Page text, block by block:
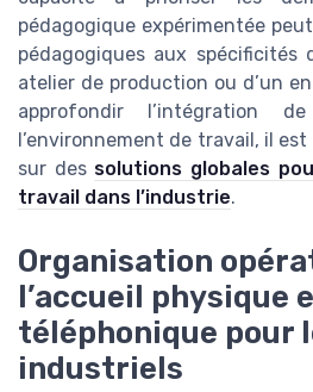
pédagogique expérimentée
pédagogiques aux spécificités
atelier de production ou d’un
approfondir l’intégration
l’environnement de travail, il
sur des solutions globales
travail dans l’industrie.
Organisation
l’accueil physique
téléphonique pour
industriels